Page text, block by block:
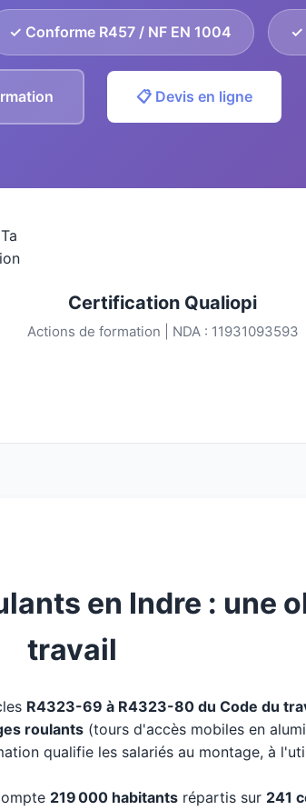
✓ Conforme R457 / NF EN 1004 ✓
📋 Devis en ligne
Certification Qualiopi
Actions de formation | NDA : 11931093593
en Indre : une
travail
R4323-69 à R4323-80 du Code du
roulants (tours d'accès mobiles en
qualifie les salariés au montage, à
219 000 habitants répartis sur 241